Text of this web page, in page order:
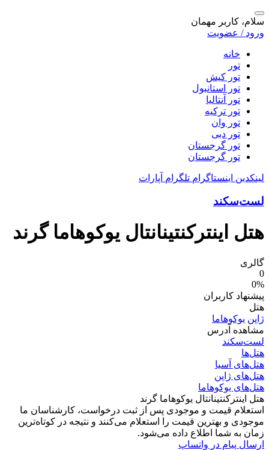
سلام، کاربر مهمان
ورود / عضویت
خانه
تور
تور کیش
تور استانبول
تور آنتالیا
تور ترکیه
تور وان
تور دبی
تور گرجستان
تور گرجستان
لینکدین اینستاگرام تلگرام آپارات
لست‌سکند
هتل اینترکنتینانتال یوکوهاما گرند
گالری
0
0%
پیشنهاد کاربران
هتل
ژاپن یوکوهاما
مشاهده آدرس
لست‌سکند
هتل‌ها
هتل‌های آسیا
هتل‌های ژاپن
هتل‌های یوکوهاما
هتل اینترکنتینانتال یوکوهاما گرند
استعلام قیمت و موجودی پس از ثبت درخواست، کارشناسان ما
موجودی و بهترین قیمت را استعلام می‌کنند و نتیجه در کوتاه‌ترین
زمان به شما اطلاع داده می‌شود.
ارسال پیام در واتساپ